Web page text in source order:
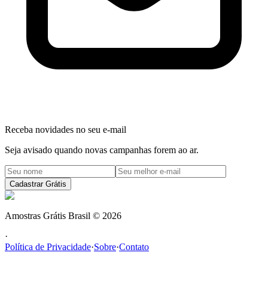
Receba novidades no seu e-mail
Seja avisado quando novas campanhas forem ao ar.
Cadastrar Grátis
Amostras Grátis Brasil © 2026
·
Política de Privacidade·Sobre·Contato